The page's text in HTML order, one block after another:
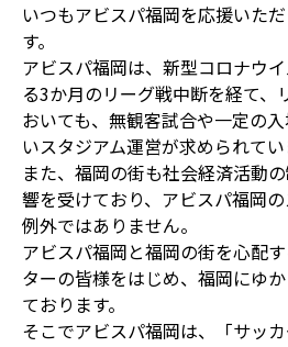
いつもアビスパ福岡を応援いた
す。
アビスパ福岡は、新型コロナウ
る3か月のリーグ戦中断を経て、
おいても、無観客試合や一定の
いスタジアム運営が求められてい
また、福岡の街も社会経済活動
響を受けており、アビスパ福岡
例外ではありません。
アビスパ福岡と福岡の街を心配
ターの皆様をはじめ、福岡にゆ
ております。
そこでアビスパ福岡は、「サッ